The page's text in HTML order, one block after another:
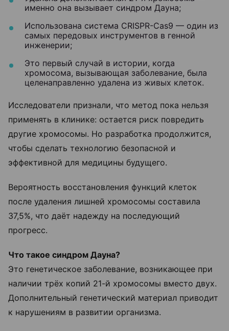
именно она вызывает синдром Дауна;
Использована система CRISPR-Cas9 — один из
самых передовых инструментов в генной
инженерии;
Это первый случай в истории, когда
хромосома, вызывающая заболевание, была
целенаправленно удалена из живых клеток.
Исследователи признали, что метод пока нельзя
применять в клинике: остается риск повредить
другие хромосомы. Но разработка продолжится,
чтобы сделать технологию безопасной и
эффективной для медицины будущего.
Вероятность восстановления функций клеток
после удаления лишней хромосомы составила
37,5%, что даёт надежду на последующий
прогресс.
Что такое синдром Дауна?
Это генетическое заболевание, возникающее при
наличии трёх копий 21-й хромосомы вместо двух.
Дополнительный генетический материал приводит
к нарушениям в развитии организма.